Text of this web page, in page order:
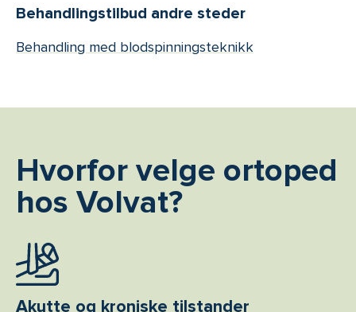
Behandlingstilbud andre steder
Behandling med blodspinningsteknikk
Hvorfor velge ortoped
hos Volvat?
Akutte og kroniske tilstander